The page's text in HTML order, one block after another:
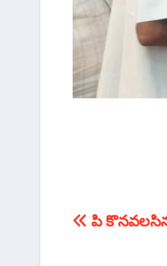
టపా
పి కొనవలసిన